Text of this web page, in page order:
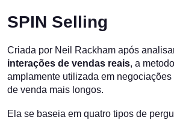
SPIN Selling
Criada por Neil Rackham após
interações de vendas reais, a
amplamente utilizada em
de venda mais longos.
Ela se baseia em quatro tipos de